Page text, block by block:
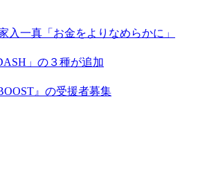
入一真「お金をよりなめらかに」
」の３種が追加
』の受援者募集